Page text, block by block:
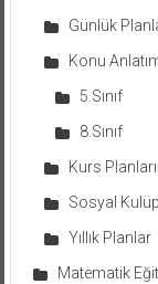
Günlük
Konu
5.Sınıf
8.Sınıf
Kurs Planları
Sosyal
Yıllık Planlar
Matematik